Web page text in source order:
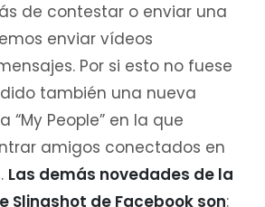
de contestar o enviar una
enviar vídeos
Por si esto no fuese
también una nueva
People” en la que
amigos conectados en
Las demás novedades de la
Slingshot de Facebook son: